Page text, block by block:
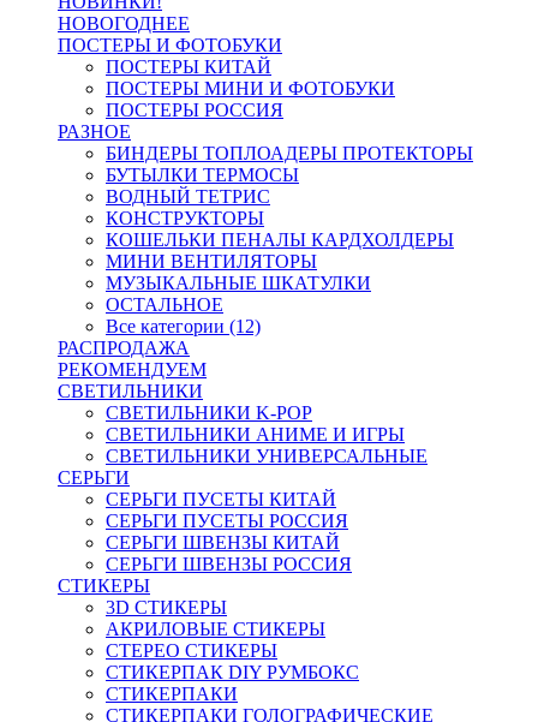
НОВОГОДНЕЕ
ПОСТЕРЫ И ФОТОБУКИ
ПОСТЕРЫ КИТАЙ
ПОСТЕРЫ МИНИ И ФОТОБУКИ
ПОСТЕРЫ РОССИЯ
РАЗНОЕ
БИНДЕРЫ ТОПЛОАДЕРЫ ПРОТЕКТОРЫ
БУТЫЛКИ ТЕРМОСЫ
ВОДНЫЙ ТЕТРИС
КОНСТРУКТОРЫ
КОШЕЛЬКИ ПЕНАЛЫ КАРДХОЛДЕРЫ
МИНИ ВЕНТИЛЯТОРЫ
МУЗЫКАЛЬНЫЕ ШКАТУЛКИ
ОСТАЛЬНОЕ
Все категории (12)
РАСПРОДАЖА
РЕКОМЕНДУЕМ
СВЕТИЛЬНИКИ
СВЕТИЛЬНИКИ K-POP
СВЕТИЛЬНИКИ АНИМЕ И ИГРЫ
СВЕТИЛЬНИКИ УНИВЕРСАЛЬНЫЕ
СЕРЬГИ
СЕРЬГИ ПУСЕТЫ КИТАЙ
СЕРЬГИ ПУСЕТЫ РОССИЯ
СЕРЬГИ ШВЕНЗЫ КИТАЙ
СЕРЬГИ ШВЕНЗЫ РОССИЯ
СТИКЕРЫ
3D СТИКЕРЫ
АКРИЛОВЫЕ СТИКЕРЫ
СТЕРЕО СТИКЕРЫ
СТИКЕРПАК DIY РУМБОКС
СТИКЕРПАКИ
СТИКЕРПАКИ ГОЛОГРАФИЧЕСКИЕ